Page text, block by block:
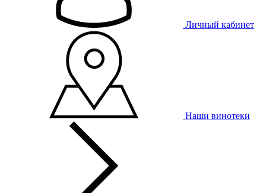
Личный кабинет
Наши винотеки